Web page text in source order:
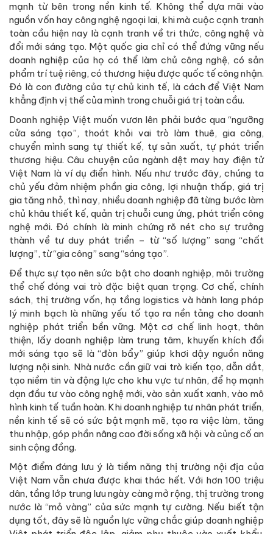
mạnh từ bên trong nền kinh tế. Không thể dựa mãi vào
nguồn vốn hay công nghệ ngoại lai, khi mà cuộc cạnh tranh
toàn cầu hiện nay là cạnh tranh về tri thức, công nghệ và
đổi mới sáng tạo. Một quốc gia chỉ có thể đứng vững nếu
doanh nghiệp của họ có thể làm chủ công nghệ, có sản
phẩm trí tuệ riêng, có thương hiệu được quốc tế công nhận.
Đó là con đường của tự chủ kinh tế, là cách để Việt Nam
khẳng định vị thế của mình trong chuỗi giá trị toàn cầu.
Doanh nghiệp Việt muốn vươn lên phải bước qua “ngưỡng
cửa sáng tạo”, thoát khỏi vai trò làm thuê, gia công,
chuyển mình sang tự thiết kế, tự sản xuất, tự phát triển
thương hiệu. Câu chuyện của ngành dệt may hay điện tử
Việt Nam là ví dụ điển hình. Nếu như trước đây, chúng ta
chủ yếu đảm nhiệm phần gia công, lợi nhuận thấp, giá trị
gia tăng nhỏ, thì nay, nhiều doanh nghiệp đã từng bước làm
chủ khâu thiết kế, quản trị chuỗi cung ứng, phát triển công
nghệ mới. Đó chính là minh chứng rõ nét cho sự trưởng
thành về tư duy phát triển – từ “số lượng” sang “chất
lượng”, từ “gia công” sang “sáng tạo”.
Để thực sự tạo nên sức bật cho doanh nghiệp, môi trường
thể chế đóng vai trò đặc biệt quan trọng. Cơ chế, chính
sách, thị trường vốn, hạ tầng logistics và hành lang pháp
lý minh bạch là những yếu tố tạo ra nền tảng cho doanh
nghiệp phát triển bền vững. Một cơ chế linh hoạt, thân
thiện, lấy doanh nghiệp làm trung tâm, khuyến khích đổi
mới sáng tạo sẽ là “đòn bẩy” giúp khơi dậy nguồn năng
lượng nội sinh. Nhà nước cần giữ vai trò kiến tạo, dẫn dắt,
tạo niềm tin và động lực cho khu vực tư nhân, để họ mạnh
dạn đầu tư vào công nghệ mới, vào sản xuất xanh, vào mô
hình kinh tế tuần hoàn. Khi doanh nghiệp tư nhân phát triển,
nền kinh tế sẽ có sức bật mạnh mẽ, tạo ra việc làm, tăng
thu nhập, góp phần nâng cao đời sống xã hội và củng cố an
sinh cộng đồng.
Một điểm đáng lưu ý là tiềm năng thị trường nội địa của
Việt Nam vẫn chưa được khai thác hết. Với hơn 100 triệu
dân, tầng lớp trung lưu ngày càng mở rộng, thị trường trong
nước là “mỏ vàng” của sức mạnh tự cường. Nếu biết tận
dụng tốt, đây sẽ là nguồn lực vững chắc giúp doanh nghiệp